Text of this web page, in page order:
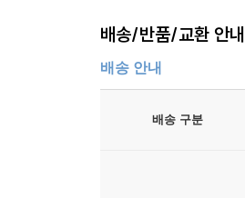
배송/반품/교환 안내
배송 안내
배송 구분